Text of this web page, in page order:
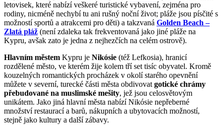
letovisek, které nabízí veškeré turistické vybavení, zejména pro
rodiny, nicméně nechybí tu ani rušný noční život; pláže jsou písčité s
možností sportů a atrakcemi pro děti) a takzvaná Golden Beach –
Zlatá pláž (není zdaleka tak frekventovaná jako jiné pláže na
Kypru, avšak zato je jedna z nejhezčích na celém ostrově).
Hlavním městem Kypru je Nikósie (též Lefkosia), hranicí
rozdělené město, ve kterém žije kolem tří set tisíc obyvatel. Kromě
kouzelných romantických procházek v okolí starého opevnění
můžete v severní, turecké části města obdivovat gotické chrámy
přebudované na muslimské mešity, jež jsou celosvětovým
unikátem. Jako jiná hlavní města nabízí Nikósie nepřeberné
množství restaurací a barů, nákupních a ubytovacích možností,
stejně jako kultury a další zábavy.